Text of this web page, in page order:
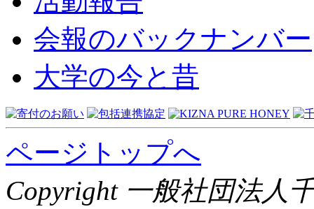
会報のバックナンバー
大学の今と昔
ページトップへ
Copyright 一般社団法人